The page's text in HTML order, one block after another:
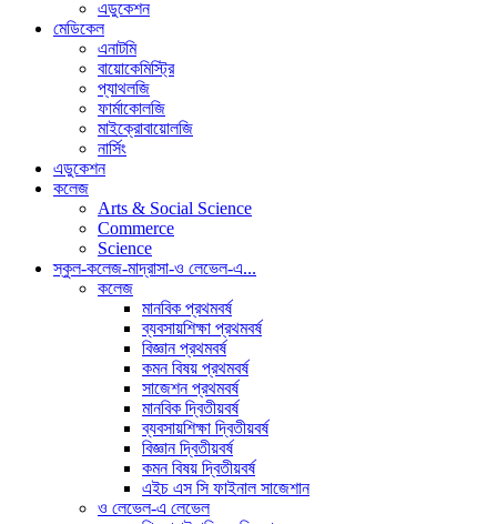
এডুকেশন
মেডিকেল
এনাটমি
বায়োকেমিস্ট্রি
প্যাথলজি
ফার্মাকোলজি
মাইক্রোবায়োলজি
নার্সিং
এডুকেশন
কলেজ
Arts & Social Science
Commerce
Science
স্কুল-কলেজ-মাদ্রাসা-ও লেভেল-এ...
কলেজ
মানবিক প্রথমবর্ষ
ব্যবসায়শিক্ষা প্রথমবর্ষ
বিজ্ঞান প্রথমবর্ষ
কমন বিষয় প্রথমবর্ষ
সাজেশন প্রথমবর্ষ
মানবিক দ্বিতীয়বর্ষ
ব্যবসায়শিক্ষা দ্বিতীয়বর্ষ
বিজ্ঞান দ্বিতীয়বর্ষ
কমন বিষয় দ্বিতীয়বর্ষ
এইচ এস সি ফাইনাল সাজেশান
ও লেভেল-এ লেভেল